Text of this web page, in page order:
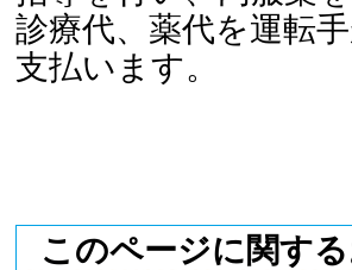
診療代、薬代を運転
支払います。
このページに関す